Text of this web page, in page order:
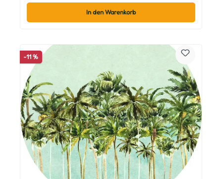
In den Warenkorb
-11 %